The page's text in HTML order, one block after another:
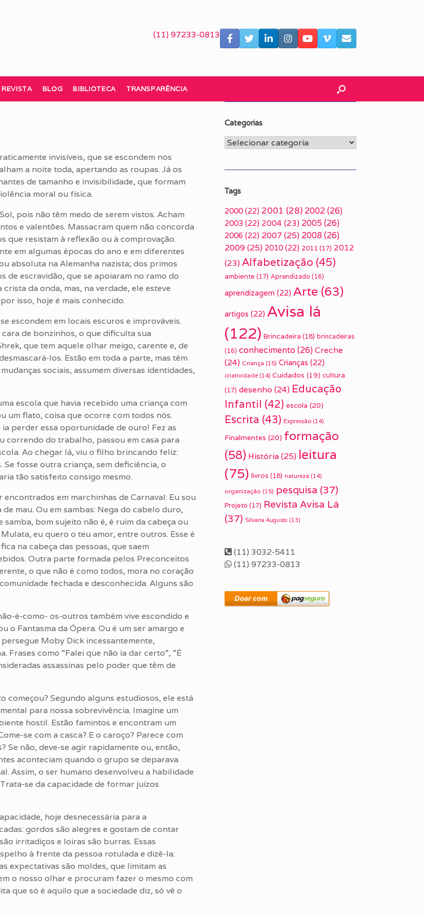
(11) 97233-0813
REVISTA BLOG BIBLIOTECA TRANSPARÊNCIA
invisíveis, que se escondem nos
a noite toda, apertando as roupas. Já os
de tamanho e invisibilidade, que formam
moral ou física.
pois não têm medo de serem vistos. Acham
e valentões. Massacram quem não concorda
que resistam à reflexão ou à comprovação.
em algumas épocas do ano e em diferentes
absoluta na Alemanha nazista; dos primos
de escravidão, que se apoiaram no ramo do
da onda, mas, na verdade, ele esteve
isso, hoje é mais conhecido.
escondem em locais escuros e improváveis.
de bonzinhos, o que dificulta sua
que tem aquele olhar meigo, carente e, de
los. Estão em toda a parte, mas têm
sociais, assumem diversas identidades,
escola que havia recebido uma criança com
um flato, coisa que ocorre com todos nós.
perder essa oportunidade de ouro! Fez as
correndo do trabalho, passou em casa para
Ao chegar lá, viu o filho brincando feliz:
fosse outra criança, sem deficiência, o
tão satisfeito consigo mesmo.
em marchinhas de Carnaval: Eu sou
mau. Ou em sambas: Nega do cabelo duro,
bom sujeito não é, é ruim da cabeça ou
eu quero o teu amor, entre outros. Esse é
na cabeça das pessoas, que saem
Outra parte formada pelos Preconceitos
o que não é como todos, mora no coração
fechada e desconhecida. Alguns são
é-como- os-outros também vive escondido e
o Fantasma da Ópera. Ou é um ser amargo e
Moby Dick incessantemente,
como “Falei que não ia dar certo”, “É
assassinas pelo poder que têm de
começou? Segundo alguns estudiosos, ele está
para nossa sobrevivência. Imagine um
hostil. Estão famintos e encontram um
se com a casca? E o caroço? Parece com
Se não, deve-se agir rapidamente ou, então,
aconteciam quando o grupo se deparava
Assim, o ser humano desenvolveu a habilidade
se da capacidade de formar juízos
hoje desnecessária para a
gordos são alegres e gostam de contar
irritadiços e loiras são burras. Essas
à frente da pessoa rotulada e dizê-la:
expectativas são moldes, que limitam as
o nosso olhar e procuram fazer o mesmo com
que só é aquilo que a sociedade diz, só vê o
Categorias
Categorias
Tags
2000 (22) 2001 (28) 2002(26)
2003 (22) 2004 (23) 2005 (26)
2006 (22) 2007 (25) 2008(26)
2009(25) 2010 (22) 2011 (17) 2012
(23) Alfabetização (45)
ambiente (17) Aprendizado (16)
aprendizagem (22) Arte (63)
artigos (22) Avisa lá
(122) Brincadeira (18) brincadeiras
(16) conhecimento(26) Creche
(24) Criança (15) Crianças (22)
criatividade (14) Cuidados (19) cultura
(17) desenho (24) Educação
Infantil (42) escola (20)
Escrita (43) Expressão (14)
Finalmentes (20) formação
(58) História(25) leitura
(75) livros (18) natureza (14)
organização (15) pesquisa (37)
Projeto (17) Revista Avisa Lá
(37) Silvana Augusto (13)
(11) 3032-5411
(11) 97233-0813